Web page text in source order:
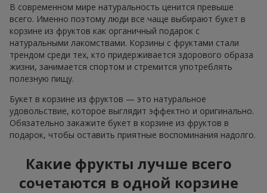
В современном мире натуральность ценится превыше
всего. Именно поэтому люди все чаще выбирают букет в
корзине из фруктов как органичный подарок с
натуральными лакомствами. Корзины с фруктами стали
трендом среди тех, кто придерживается здорового образа
жизни, занимается спортом и стремится употреблять
полезную пищу.
Букет в корзине из фруктов — это натуральное
удовольствие, которое выглядит эффектно и оригинально.
Обязательно закажите букет в корзине из фруктов в
подарок, чтобы оставить приятные воспоминания надолго.
Какие фрукты лучше всего
сочетаются в одной корзине